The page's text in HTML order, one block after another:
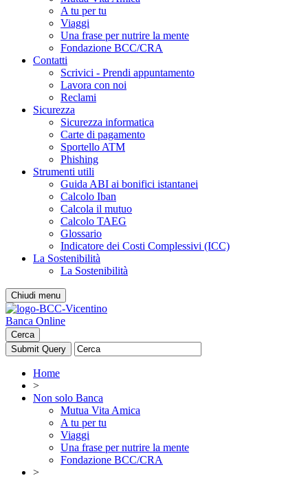
A tu per tu
Viaggi
Una frase per nutrire la mente
Fondazione BCC/CRA
Contatti
Scrivici - Prendi appuntamento
Lavora con noi
Reclami
Sicurezza
Sicurezza informatica
Carte di pagamento
Sportello ATM
Phishing
Strumenti utili
Guida ABI ai bonifici istantanei
Calcolo Iban
Calcola il mutuo
Calcolo TAEG
Glossario
Indicatore dei Costi Complessivi (ICC)
La Sostenibilità
La Sostenibilità
Chiudi menu
Banca Online
Cerca
Home
>
Non solo Banca
Mutua Vita Amica
A tu per tu
Viaggi
Una frase per nutrire la mente
Fondazione BCC/CRA
>